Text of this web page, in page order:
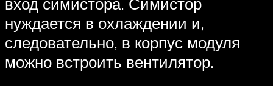
нуждается в охлаждении и,
следовательно, в корпус модуля
можно встроить вентилятор.